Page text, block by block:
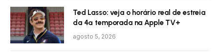
Ted Lasso: veja o horário real de estreia
da 4ª temporada na Apple TV+
agosto 5, 2026